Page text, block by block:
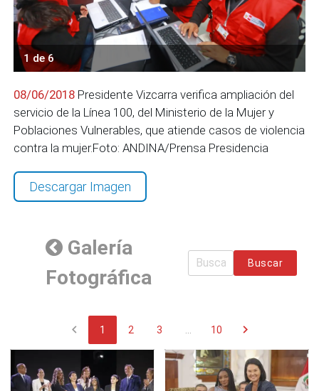
1 de 6
08/06/2018 Presidente Vizcarra verifica ampliación del
servicio de la Línea 100, del Ministerio de la Mujer y
Poblaciones Vulnerables, que atiende casos de violencia
contra la mujer.Foto: ANDINA/Prensa Presidencia
Descargar Imagen
Galería
Fotográfica
Buscar
chevron_left 1 2 3 10 chevron_right